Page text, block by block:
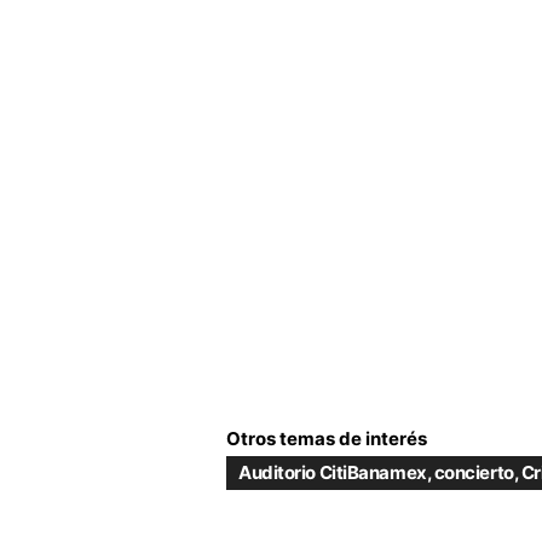
Otros temas de interés
Auditorio CitiBanamex,concierto,